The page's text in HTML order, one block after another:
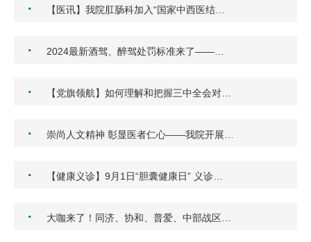
· 【医讯】我院肛肠科加入“国家中西医结…
· 2024最新酒驾、醉驾处罚标准来了——…
· 【党旗领航】如何理解和把握三中全会对…
· 崇尚人文精神 彰显医者仁心——我院开展…
· 【健康义诊】9月1日“胆囊健康日” 义诊…
· 大咖来了！同济、协和、普爱、中部战区…